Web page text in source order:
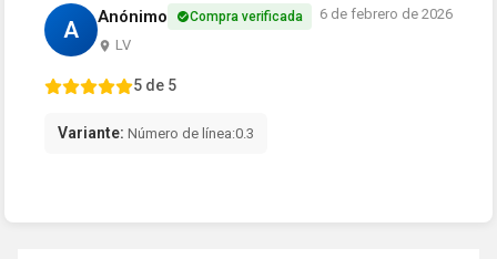
A Anónimo Compra verificada
LV
6 de febrero de 2026
5 de 5
Variante: Número de línea:0.3